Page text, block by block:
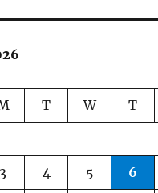
T W T
3 4 5 6